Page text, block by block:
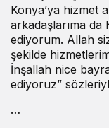
Konya’ya hizmet
arkadaşlarıma da
ediyorum. Allah
şekilde
İnşallah nice
ediyoruz”
…